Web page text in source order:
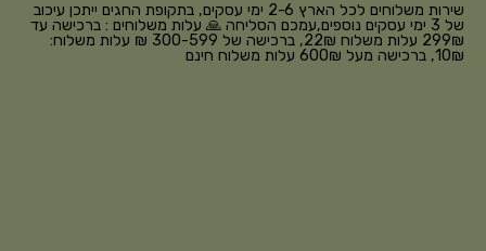
שירות משלוחים לכל הארץ 2-6 ימי עסקים, בתקופת החגים ייתכן עיכוב
של 3 ימי עסקים נוספים,עמכם הסליחה 🙏 עלות משלוחים : ברכישה עד
299₪ עלות משלוח 22₪, ברכישה של 300-599 ₪ עלות משלוח:
10₪, ברכישה מעל 600₪ עלות משלוח חינם